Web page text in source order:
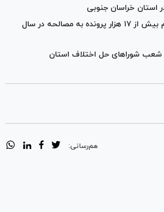
گسترش فرهنگ صلح و سازش در خراسان‌جنوبی؛ ختم بیش از ۱۷ هزار پرونده به مصالحه در سال
شدن بیش‌ از ۱۹ هزار پرونده در سال ۱۴۰۴ در شعب شورا‌های حل اختلاف استان
هم‌رسانی: